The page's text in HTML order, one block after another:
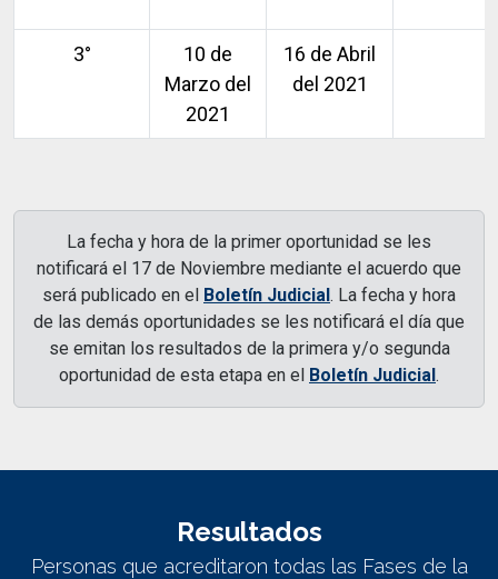
3°
10 de
Marzo del
2021
16 de Abril
del 2021
La fecha y hora de la primer oportunidad se les
notificará el 17 de Noviembre mediante el acuerdo que
será publicado en el Boletín Judicial. La fecha y hora
de las demás oportunidades se les notificará el día que
se emitan los resultados de la primera y/o segunda
oportunidad de esta etapa en el Boletín Judicial.
Resultados
Personas que acreditaron todas las Fases de la